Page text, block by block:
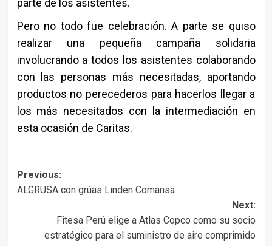
parte de los asistentes.
Pero no todo fue celebración. A parte se quiso
realizar una pequeña campaña solidaria
involucrando a todos los asistentes colaborando
con las personas más necesitadas, aportando
productos no perecederos para hacerlos llegar a
los más necesitados con la intermediación en
esta ocasión de Caritas.
Post
navigation
Previous:
ALGRUSA con grúas Linden Comansa
Next:
Fitesa Perú elige a Atlas Copco como su socio
estratégico para el suministro de aire comprimido